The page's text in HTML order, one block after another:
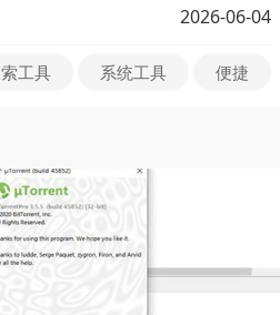
2026-06-04
工具 系统工具 便捷